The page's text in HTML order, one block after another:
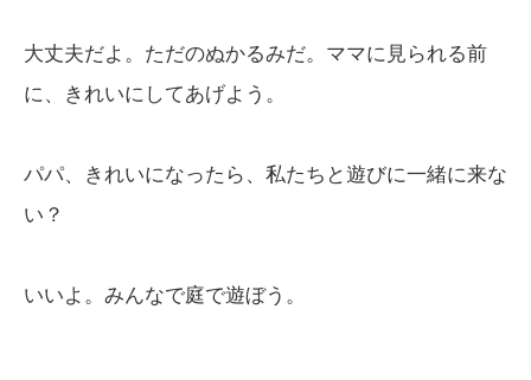
大丈夫だよ。ただのぬかるみだ。ママに見られる前
に、きれいにしてあげよう。
パパ、きれいになったら、私たちと遊びに一緒に来な
い？
いいよ。みんなで庭で遊ぼう。